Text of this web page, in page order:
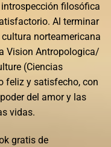
filosófica
Al terminar
norteamericana
Vision Antropologica/
(Ciencias
feliz y satisfecho, con
del amor y las
vidas.
gratis de